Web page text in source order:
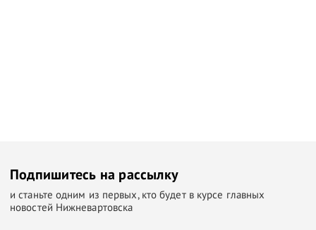
Подпишитесь на рассылку
и станьте одним из первых, кто будет в курсе главных
новостей Нижневартовска